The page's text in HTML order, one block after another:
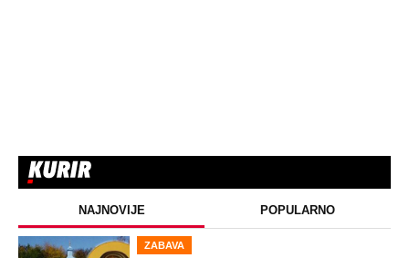
NAJNOVIJE POPULARNO
ZABAVA